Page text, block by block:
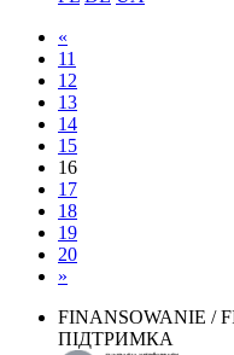
«
11
12
13
14
15
16
17
18
19
20
»
FINANSOWANIE /
ПІДТРИМКА